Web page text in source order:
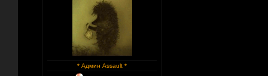
* Админ Assault *